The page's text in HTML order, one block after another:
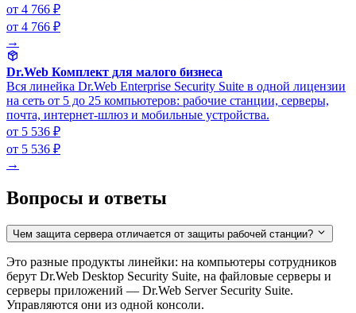
от 4 766 ₽
от 4 766 ₽
→
Dr.Web Комплект для малого бизнеса
Вся линейка Dr.Web Enterprise Security Suite в одной лицензии
на сеть от 5 до 25 компьютеров: рабочие станции, серверы,
почта, интернет-шлюз и мобильные устройства.
от 5 536 ₽
от 5 536 ₽
→
Вопросы и ответы
Чем защита сервера отличается от защиты рабочей станции?
Это разные продукты линейки: на компьютеры сотрудников
берут Dr.Web Desktop Security Suite, на файловые серверы и
серверы приложений — Dr.Web Server Security Suite.
Управляются они из одной консоли.